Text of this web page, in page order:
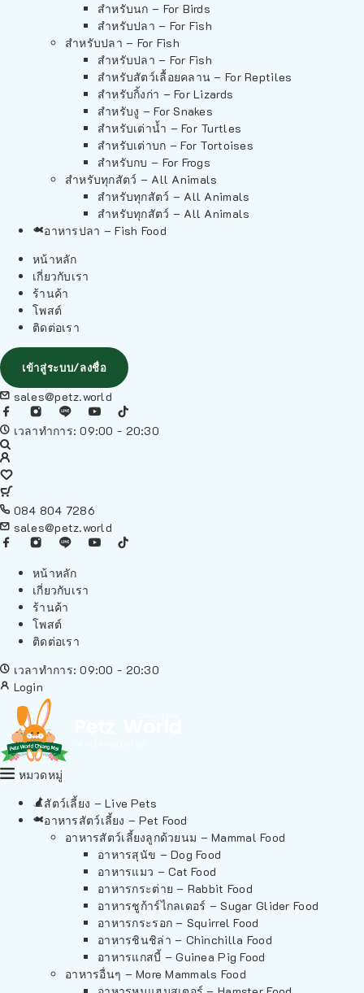
สำหรับนก – For Birds
สำหรับปลา – For Fish
สำหรับปลา – For Fish
สำหรับปลา – For Fish
สำหรับสัตว์เลื้อยคลาน – For Reptiles
สำหรับกิ้งก่า – For Lizards
สำหรับงู – For Snakes
สำหรับเต่าน้ำ – For Turtles
สำหรับเต่าบก – For Tortoises
สำหรับกบ – For Frogs
สำหรับทุกสัตว์ – All Animals
สำหรับทุกสัตว์ – All Animals
สำหรับทุกสัตว์ – All Animals
อาหารปลา – Fish Food
หน้าหลัก
เกี่ยวกับเรา
ร้านค้า
โพสต์
ติดต่อเรา
เข้าสู่ระบบ/ลงชื่อ
sales@petz.world
เวลาทำการ: 09:00 - 20:30
084 804 7286
sales@petz.world
หน้าหลัก
เกี่ยวกับเรา
ร้านค้า
โพสต์
ติดต่อเรา
เวลาทำการ: 09:00 - 20:30
Login
หมวดหมู่
สัตว์เลี้ยง – Live Pets
อาหารสัตว์เลี้ยง – Pet Food
อาหารสัตว์เลี้ยงลูกด้วยนม – Mammal Food
อาหารสุนัข – Dog Food
อาหารแมว – Cat Food
อาหารกระต่าย – Rabbit Food
อาหารชูก้าร์ไกลเดอร์ – Sugar Glider Food
อาหารกระรอก – Squirrel Food
อาหารชินชิล่า – Chinchilla Food
อาหารแกสบี้ – Guinea Pig Food
อาหารอื่นๆ – More Mammals Food